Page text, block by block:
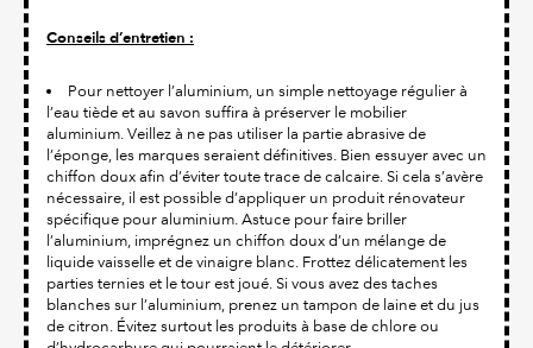
Conseils d’entretien :
Pour nettoyer l’aluminium, un simple nettoyage régulier à
l’eau tiède et au savon suffira à préserver le mobilier
aluminium. Veillez à ne pas utiliser la partie abrasive de
l’éponge, les marques seraient définitives. Bien essuyer avec un
chiffon doux afin d’éviter toute trace de calcaire. Si cela s’avère
nécessaire, il est possible d’appliquer un produit rénovateur
spécifique pour aluminium. Astuce pour faire briller
l’aluminium, imprégnez un chiffon doux d’un mélange de
liquide vaisselle et de vinaigre blanc. Frottez délicatement les
parties ternies et le tour est joué. Si vous avez des taches
blanches sur l’aluminium, prenez un tampon de laine et du jus
de citron. Évitez surtout les produits à base de chlore ou